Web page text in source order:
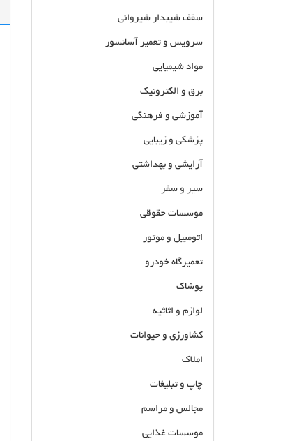
سقف شیبدار شیروانی
سرویس و تعمیر آسانسور
مواد شیمیایی
برق و الکترونیک
آموزشی و فرهنگی
پزشکی و زیبایی
آرایشی و بهداشتی
سیر و سفر
موسسات حقوقی
اتومبیل و موتور
تعمیرگاه خودرو
پوشاک
لوازم و اثاثیه
کشاورزی و حیوانات
املاک
چاپ و تبلیغات
مجالس و مراسم
موسسات غذایی